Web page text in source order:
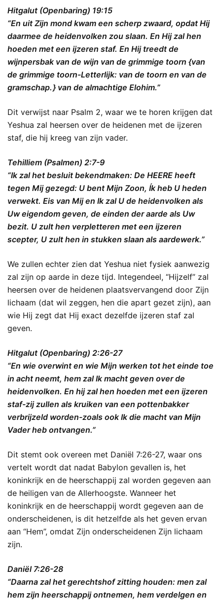
Hitgalut (Openbaring) 19:15
“En uit Zijn mond kwam een scherp zwaard, opdat Hij
daarmee de heidenvolken zou slaan. En Hij zal hen
hoeden met een ijzeren staf. En Hij treedt de
wijnpersbak van de wijn van de grimmige toorn {van
de grimmige toorn-Letterlijk: van de toorn en van de
gramschap. } van de almachtige Elohim.”
Dit verwijst naar Psalm 2, waar we te horen krijgen dat
Yeshua zal heersen over de heidenen met de ijzeren
staf, die hij kreeg van zijn vader.
Tehilliem (Psalmen) 2:7-9
“Ik zal het besluit bekendmaken: De HEERE heeft
tegen Mij gezegd: U bent Mijn Zoon, Ík heb U heden
verwekt. Eis van Mij en Ik zal U de heidenvolken als
Uw eigendom geven, de einden der aarde als Uw
bezit. U zult hen verpletteren met een ijzeren
scepter, U zult hen in stukken slaan als aardewerk.”
We zullen echter zien dat Yeshua niet fysiek aanwezig
zal zijn op aarde in deze tijd. Integendeel, “Hijzelf” zal
heersen over de heidenen plaatsvervangend door Zijn
lichaam (dat wil zeggen, hen die apart gezet zijn), aan
wie Hij zegt dat Hij exact dezelfde ijzeren staf zal
geven.
Hitgalut (Openbaring) 2:26-27
“En wie overwint en wie Mijn werken tot het einde toe
in acht neemt, hem zal Ik macht geven over de
heidenvolken. En hij zal hen hoeden met een ijzeren
staf-zij zullen als kruiken van een pottenbakker
verbrijzeld worden-zoals ook Ik die macht van Mijn
Vader heb ontvangen.”
Dit stemt ook overeen met Daniël 7:26-27, waar ons
vertelt wordt dat nadat Babylon gevallen is, het
koninkrijk en de heerschappij zal worden gegeven aan
de heiligen van de Allerhoogste. Wanneer het
koninkrijk en de heerschappij wordt gegeven aan de
onderscheidenen, is dit hetzelfde als het geven ervan
aan “Hem”, omdat Zijn onderscheidenen Zijn lichaam
zijn.
Daniël 7:26-28
“Daarna zal het gerechtshof zitting houden: men zal
hem zijn heerschappij ontnemen, hem verdelgen en